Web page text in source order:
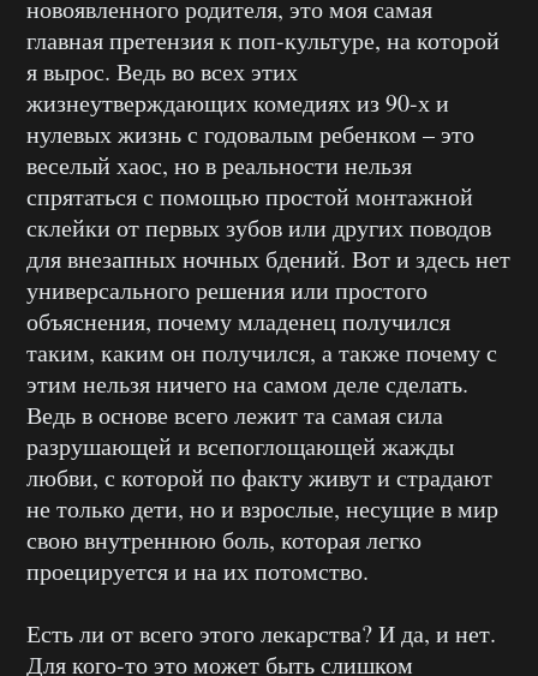
новоявленного родителя, это моя самая
главная претензия к поп-культуре, на которой
я вырос. Ведь во всех этих
жизнеутверждающих комедиях из 90-х и
нулевых жизнь с годовалым ребенком – это
веселый хаос, но в реальности нельзя
спрятаться с помощью простой монтажной
склейки от первых зубов или других поводов
для внезапных ночных бдений. Вот и здесь нет
универсального решения или простого
объяснения, почему младенец получился
таким, каким он получился, а также почему с
этим нельзя ничего на самом деле сделать.
Ведь в основе всего лежит та самая сила
разрушающей и всепоглощающей жажды
любви, с которой по факту живут и страдают
не только дети, но и взрослые, несущие в мир
свою внутреннюю боль, которая легко
проецируется и на их потомство.
Есть ли от всего этого лекарства? И да, и нет.
Для кого-то это может быть слишком